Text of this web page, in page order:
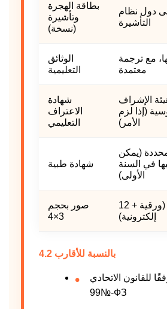
بطاقة الهجرة
وتأشيرة
(نسخة)
دول نظام
التأشيرة
الوثائق
التعليمية
مع ترجمة
معتمدة
شهادة
الاعتراف
التعليمي
الإشراف
(إذا لزم
الأمر)
شهادة طبية
(يمكن
في السنة
الأولى)
صور بحجم
3×4
12 صورة (ورقية +
إلكترونية)
4.2 بالنسبة للأقارب
للقانون الاتحادي
№99-ФЗ